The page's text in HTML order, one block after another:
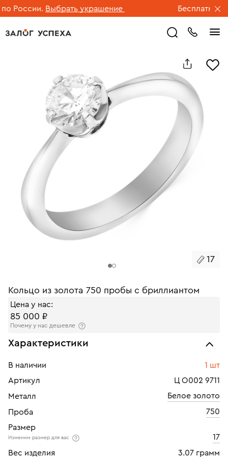
России. Выбрать украшение Бесплатная
17
Кольцо из золота 750 пробы с бриллиантом
Цена у нас:
85 000 ₽
Почему у нас дешевле
Характеристики
В наличии
1 шт
Артикул
Ц О002 9711
Металл
Белое золото
Проба
750
Размер
Изменим размер для вас
17
Вес изделия
3.07 грамм